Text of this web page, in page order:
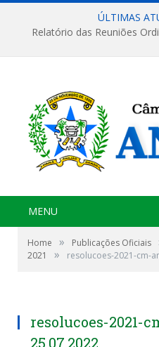
ÚLTIMAS
Relatório das Reuniões
MENU
Home » Publicações Oficiais
2021
» resolucoes-2021-cm-
resolucoes-2021-
25.07.2022